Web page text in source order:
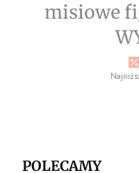
misiowe
POLECAMY